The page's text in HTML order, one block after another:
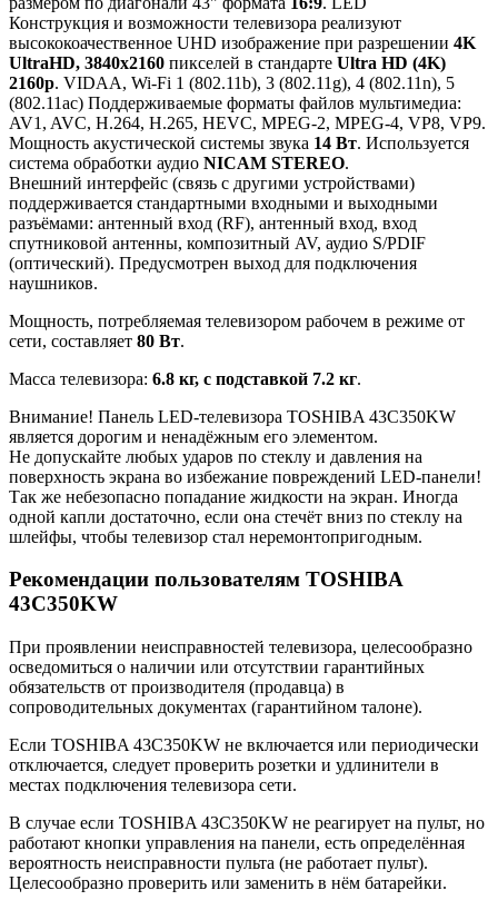
Конструкция и возможности телевизора реализуют
высококоачественное UHD изображение при разрешении 4K
UltraHD, 3840x2160 пикселей в стандарте Ultra HD (4K)
2160p. VIDAA, Wi-Fi 1 (802.11b), 3 (802.11g), 4 (802.11n), 5
(802.11ac) Поддерживаемые форматы файлов мультимедиа:
AV1, AVC, H.264, H.265, HEVC, MPEG-2, MPEG-4, VP8, VP9.
Мощность акустической системы звука 14 Вт. Используется
система обработки аудио NICAM STEREO.
Внешний интерфейс (связь с другими устройствами)
поддерживается стандартными входными и выходными
разъёмами: антенный вход (RF), антенный вход, вход
спутниковой антенны, композитный AV, аудио S/PDIF
(оптический). Предусмотрен выход для подключения
наушников.
Мощность, потребляемая телевизором рабочем в режиме от
сети, составляет 80 Вт.
Масса телевизора: 6.8 кг, с подставкой 7.2 кг.
Внимание! Панель LED-телевизора TOSHIBA 43C350KW
является дорогим и ненадёжным его элементом.
Не допускайте любых ударов по стеклу и давления на
поверхность экрана во избежание повреждений LED-панели!
Так же небезопасно попадание жидкости на экран. Иногда
одной капли достаточно, если она стечёт вниз по стеклу на
шлейфы, чтобы телевизор стал неремонтопригодным.
Рекомендации пользователям TOSHIBA
43C350KW
При проявлении неисправностей телевизора, целесообразно
осведомиться о наличии или отсутствии гарантийных
обязательств от производителя (продавца) в
сопроводительных документах (гарантийном талоне).
Если TOSHIBA 43C350KW не включается или периодически
отключается, следует проверить розетки и удлинители в
местах подключения телевизора сети.
В случае если TOSHIBA 43C350KW не реагирует на пульт, но
работают кнопки управления на панели, есть определённая
вероятность неисправности пульта (не работает пульт).
Целесообразно проверить или заменить в нём батарейки.